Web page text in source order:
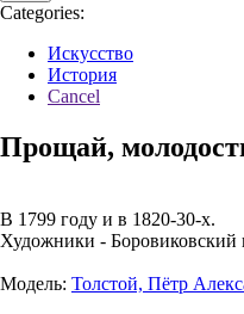
Categories:
Искусство
История
Cancel
Прощай,
В 1799 году и в 1820-30-х.
Художники - Боровиковский
Модель: Толстой, Пётр